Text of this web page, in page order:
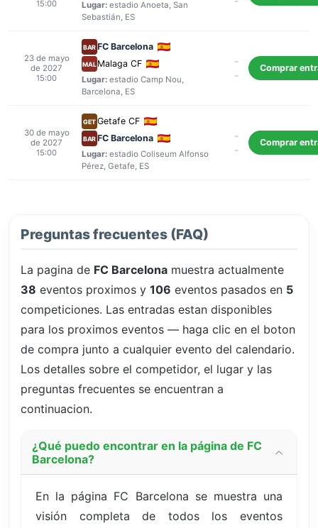
15:00
Lugar: estadio Anoeta, San
Sebastián, ES
23 de mayo
de 2027
15:00
BARFC Barcelona
MAL Malaga CF
Lugar: estadio Camp Nou,
Barcelona, ES
-
-
Comprar
30 de mayo
de 2027
15:00
GET Getafe CF
BARFC Barcelona
Lugar: estadio Coliseum Alfonso
Pérez, Getafe, ES
-
-
Comprar
Preguntas frecuentes (FAQ)
La pagina de FC Barcelona muestra actualmente
38 eventos proximos y 106 eventos pasados en 5
competiciones. Las entradas estan disponibles
para los proximos eventos — haga clic en el boton
de compra junto a cualquier evento del calendario.
Los detalles sobre el competidor, el lugar y las
preguntas frecuentes se encuentran a
continuacion.
¿Qué puedo encontrar en la página de FC
Barcelona?
En la página FC Barcelona se muestra una
visión completa de todos los eventos